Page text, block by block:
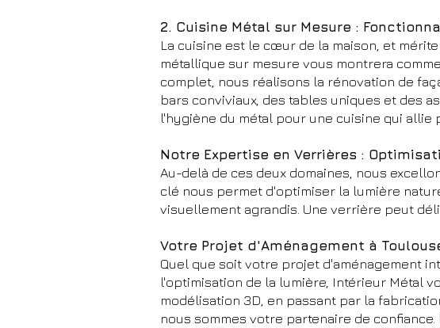
2. Cuisine Métal sur Mesure :
La cuisine est le cœur de la maison, et
métallique sur mesure vous montrera
complet, nous réalisons la rénovation de
bars conviviaux, des tables uniques et des
l'hygiène du métal pour une cuisine qui allie
Notre Expertise en Verrières :
Au-delà de ces deux domaines, nous
clé nous permet d'optimiser la lumière
visuellement agrandis. Une verrière peut
Votre Projet d'Aménagement à
Quel que soit votre projet d'aménagement
l'optimisation de la lumière, Intérieur Métal
modélisation 3D, en passant par la
nous sommes votre partenaire de